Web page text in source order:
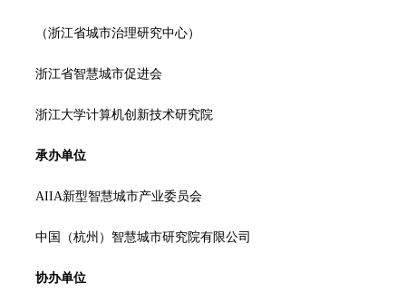
（浙江省城市治理研究中心）
浙江省智慧城市促进会
浙江大学计算机创新技术研究院
承办单位
AIIA新型智慧城市产业委员会
中国（杭州）智慧城市研究院有限公司
协办单位